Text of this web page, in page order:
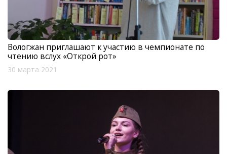
Вологжан приглашают к участию в чемпионате по
чтению вслух «Открой рот»
30 марта 2021